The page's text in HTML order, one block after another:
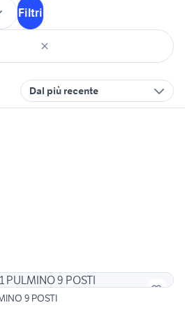
Filtri
Dal più recente
9 POSTI